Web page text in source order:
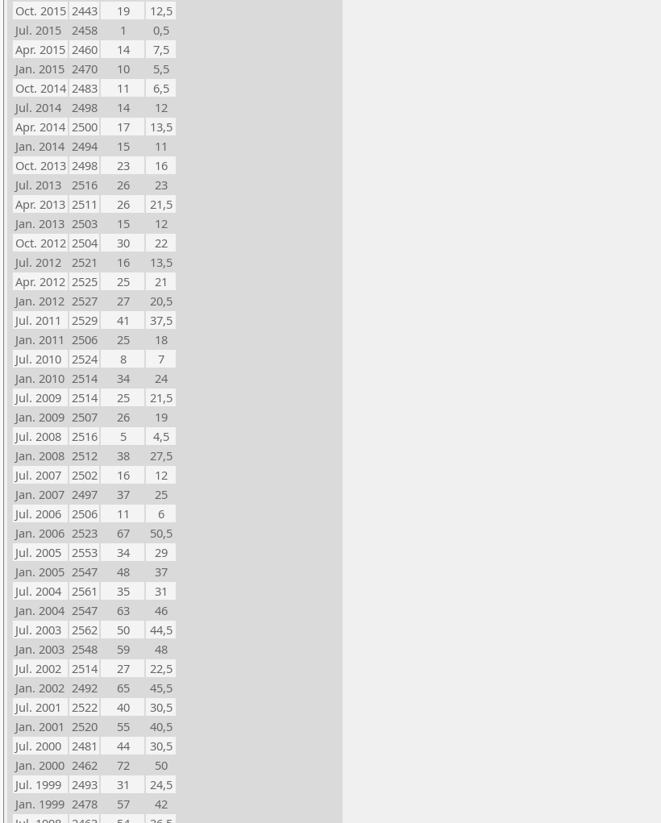
Oct. 2015 2443 19
12,5
Jul. 2015
2458 1
0,5
Apr. 2015 2460 14
7,5
Jan. 2015 2470 10
5,5
Oct. 2014 2483 11
6,5
Jul. 2014
2498 14
12
Apr. 2014 2500 17
13,5
Jan. 2014 2494 15
11
Oct. 2013 2498 23
16
Jul. 2013
2516 26
23
Apr. 2013 2511 26
21,5
Jan. 2013 2503 15
12
Oct. 2012 2504 30
22
Jul. 2012
2521 16
13,5
Apr. 2012 2525 25
21
Jan. 2012 2527 27
20,5
Jul. 2011
2529 41
37,5
Jan. 2011 2506 25
18
Jul. 2010
2524 8
7
Jan. 2010 2514 34
24
Jul. 2009
2514 25
21,5
Jan. 2009 2507 26
19
Jul. 2008
2516 5
4,5
Jan. 2008 2512 38
27,5
Jul. 2007
2502 16
12
Jan. 2007 2497 37
25
Jul. 2006
2506 11
6
Jan. 2006 2523 67
50,5
Jul. 2005
2553 34
29
Jan. 2005 2547 48
37
Jul. 2004
2561 35
31
Jan. 2004 2547 63
46
Jul. 2003
2562 50
44,5
Jan. 2003 2548 59
48
Jul. 2002
2514 27
22,5
Jan. 2002 2492 65
45,5
Jul. 2001
2522 40
30,5
Jan. 2001 2520 55
40,5
Jul. 2000
2481 44
30,5
Jan. 2000 2462 72
50
Jul. 1999
2493 31
24,5
Jan. 1999 2478 57
42